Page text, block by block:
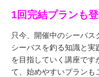
1回完結プランも
只今、開催中のシーバス
シーバスを釣る知識と実
を目指していく講座で
て、始めやすいプランも